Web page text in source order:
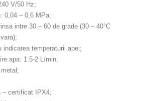
V/50 Hz;
0,04 – 0,6 MPa;
intre 30 – 60 de grade (30 – 40°C
indicarea temperaturii apei;
apa: 1.5-2 L/min;
– certificat IPX4;